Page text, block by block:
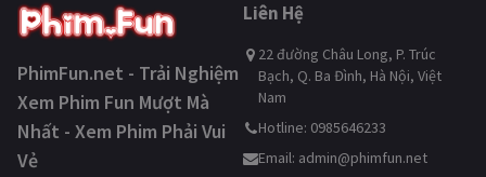
PhimFun.net - Trải Nghiệm
Xem Phim Fun Mượt Mà
Nhất - Xem Phim Phải Vui
Vẻ
Liên Hệ
22 đường Châu Long, P. Trúc
Bạch, Q. Ba Đình, Hà Nội, Việt
Nam
Hotline: 0985646233
Email: admin@phimfun.net